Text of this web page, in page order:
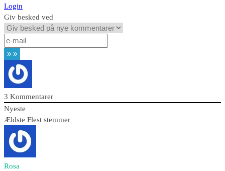
Login
Giv besked ved
3 Kommentarer
Nyeste
Ældste Flest stemmer
Rosa